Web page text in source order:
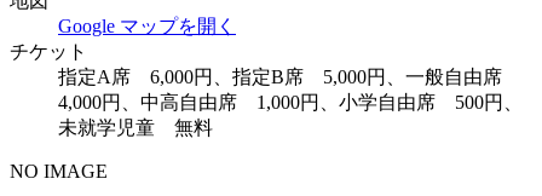
Google マップを開く
チケット
指定A席 6,000円、指定B席 5,000円、一般自由席
4,000円、中高自由席 1,000円、小学自由席 500円、
未就学児童 無料
NO IMAGE